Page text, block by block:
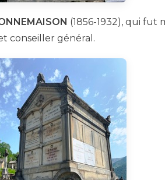
(1856-1932), qui fut
conseiller général.